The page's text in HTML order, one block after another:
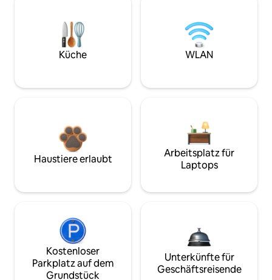
Küche WLAN
Haustiere erlaubt
Arbeitsplatz für
Laptops
Kostenloser
Parkplatz auf dem
Grundstück
Unterkünfte für
Geschäftsreisende